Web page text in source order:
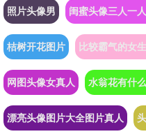
照片头像男 闺蜜头像三人一
桔树开花图片 比较霸气的女
网图头像女真人 水翁花有什
漂亮头像图片大全图片真人